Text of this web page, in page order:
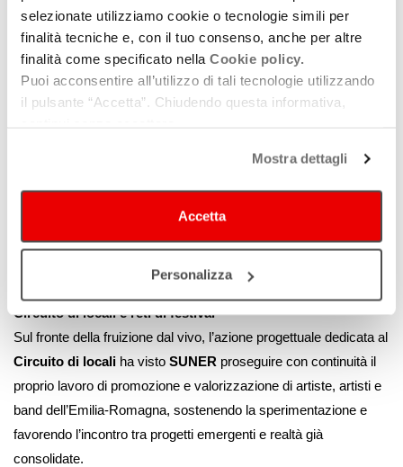
selezionate utilizziamo cookie o tecnologie simili per
finalità tecniche e, con il tuo consenso, anche per altre
finalità come specificato nella Cookie policy.
Puoi acconsentire all’utilizzo di tali tecnologie utilizzando
il pulsante “Accetta”. Chiudendo questa informativa,
Mostra dettagli
Accetta
Personalizza
Qui la ricerca sonora, la sperimentazione e la libertà espressiva
sono state al centro del lavoro, dando vita a progetti che
sfuggono alle categorizzazioni tradizionali.
DaFlowers Are Blooming in Antarctica diLaura Agnusdei,
meditazione sonora sul rapporto tra uomo e pianeta, aLacinia
contemporanea; dall’art-rock mutante deiKorobualla
introspettivo diAka5ha. Produzioni che testimoniano la vitalità e
la complessità della scena musicale regionale.
Circuito di locali e reti di festival
Sul fronte della fruizione dal vivo, l’azione progettuale dedicata al
Circuito di locali ha visto SUNER proseguire con continuità il
proprio lavoro di promozione e valorizzazione di artiste, artisti e
band dell’Emilia-Romagna, sostenendo la sperimentazione e
favorendo l’incontro tra progetti emergenti e realtà già
consolidate.